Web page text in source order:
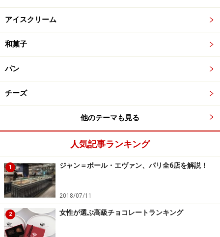
アイスクリーム
和菓子
パン
チーズ
他のテーマも見る
人気記事ランキング
1 ジャン＝ポール・エヴァン、パリ全6店を解説！
2018/07/11
2 女性が選ぶ高級チョコレートランキング